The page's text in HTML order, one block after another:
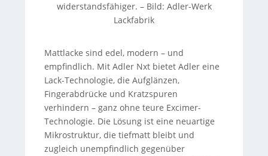
widerstandsfähiger. – Bild: Adler-Werk
Lackfabrik
Mattlacke sind edel, modern – und
empfindlich. Mit Adler Nxt bietet Adler eine
Lack-Technologie, die Aufglänzen,
Fingerabdrücke und Kratzspuren
verhindern – ganz ohne teure Excimer-
Technologie. Die Lösung ist eine neuartige
Mikrostruktur, die tiefmatt bleibt und
zugleich unempfindlich gegenüber